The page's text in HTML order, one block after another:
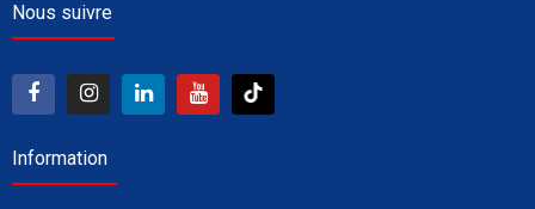
Nous suivre
Information